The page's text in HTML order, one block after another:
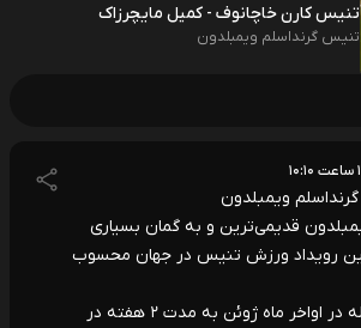
تنیس کارن خاچانوف - کمیل مایچرزاک
تنیس گرنداسلم ویمبلدون
ویمبلدون
قدیمی‌ترین و به گمان بسیاری
رویداد ورزش تنیس در جهان محسوب
- این مسابقات هر ساله در اواخر ماه ژوئن به مدت ۲ هفته در